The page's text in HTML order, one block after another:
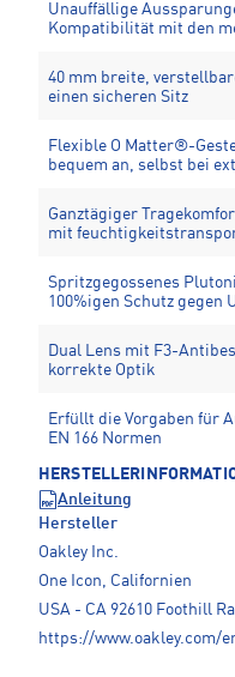
Unauffällige
Kompatibilität mit den
40 mm breite,
einen sicheren Sitz
Flexible O Matter®-
bequem an, selbst bei
Ganztägiger
mit
Spritzgegossenes
100%igen Schutz gegen
Dual Lens mit F3-
korrekte Optik
Erfüllt die Vorgaben für
EN 166 Normen
Anleitung
Hersteller
Oakley Inc.
One Icon, Californien
USA - CA 92610 Foothill
https://www.oakley.com/